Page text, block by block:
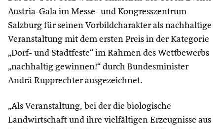
Austria-Gala im Messe- und Kongresszentrum
Salzburg für seinen Vorbildcharakter als nachhaltige
Veranstaltung mit dem ersten Preis in der Kategorie
„Dorf- und Stadtfeste“ im Rahmen des Wettbewerbs
„nachhaltig gewinnen!“ durch Bundesminister
Andrä Rupprechter ausgezeichnet.
„Als Veranstaltung, bei der die biologische
Landwirtschaft und ihre vielfältigen Erzeugnisse aus